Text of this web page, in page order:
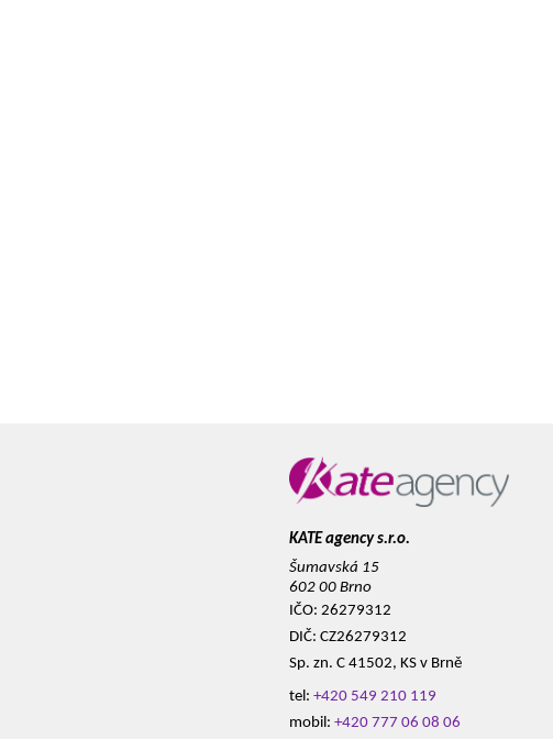
KATE agency s.r.o.
Šumavská 15
602 00 Brno
IČO: 26279312
DIČ: CZ26279312
Sp. zn. C 41502, KS v Brně
tel: +420 549 210 119
mobil: +420 777 06 08 06